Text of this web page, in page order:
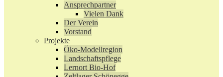
Ansprechpartner
Vielen Dank
Der Verein
Vorstand
Projekte
Öko-Modellregion
Landschaftspflege
Lernort Bio-Hof